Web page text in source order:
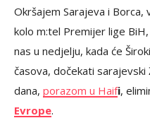
Okršajem Sarajeva i
kolo m:tel Premijer lige
nas u nedjelju, kada će
časova, dočekati
dana, porazom u Haifi,
Evrope.